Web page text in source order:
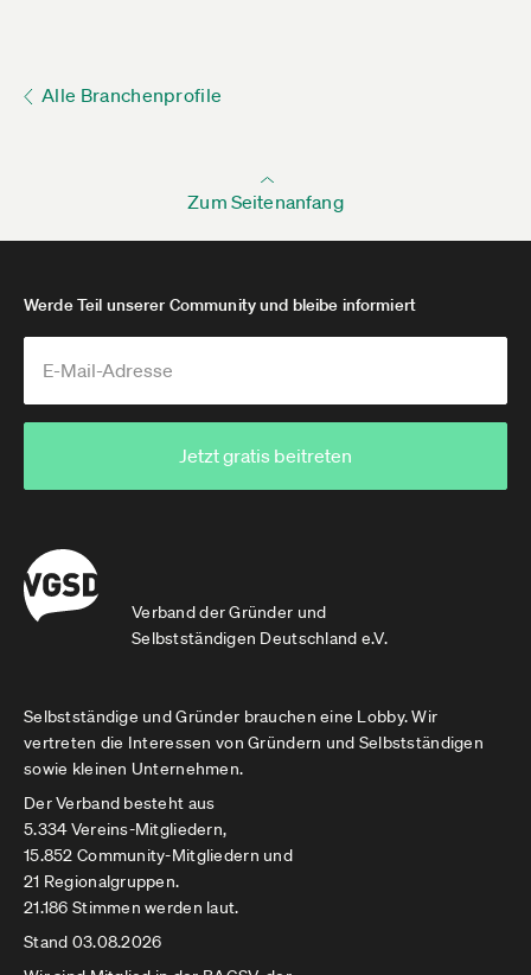
Alle Branchenprofile
Zum Seitenanfang
Verband der Gründer und
Selbstständigen Deutschland e.V.
Werde Teil unserer Community und bleibe informiert
Jetzt gratis beitreten
Selbstständige und Gründer brauchen eine Lobby. Wir
vertreten die Interessen von Gründern und Selbstständigen
sowie kleinen Unternehmen.
Der Verband besteht aus
5.334 Vereins-Mitgliedern,
15.852 Community-Mitgliedern und
21 Regionalgruppen.
21.186 Stimmen werden laut.
Stand 03.08.2026